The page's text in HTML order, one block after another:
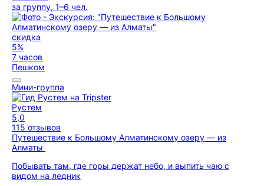
за группу, 1–6 чел.
скидка
5%
7 часов
Пешком
Мини-группа
Рустем
5,0
115 отзывов
Путешествие к Большому Алматинскому озеру — из
Алматы
Побывать там, где горы держат небо, и выпить чаю с
видом на ледник